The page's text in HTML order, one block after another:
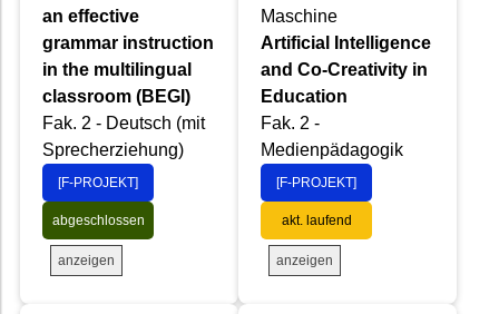
an effective
grammar instruction
in the multilingual
classroom (BEGI)
Fak. 2 - Deutsch (mit
Sprecherziehung)
[F-PROJEKT]
abgeschlossen
anzeigen
Maschine
Artificial Intelligence
and Co-Creativity in
Education
Fak. 2 -
Medienpädagogik
[F-PROJEKT]
akt. laufend
anzeigen